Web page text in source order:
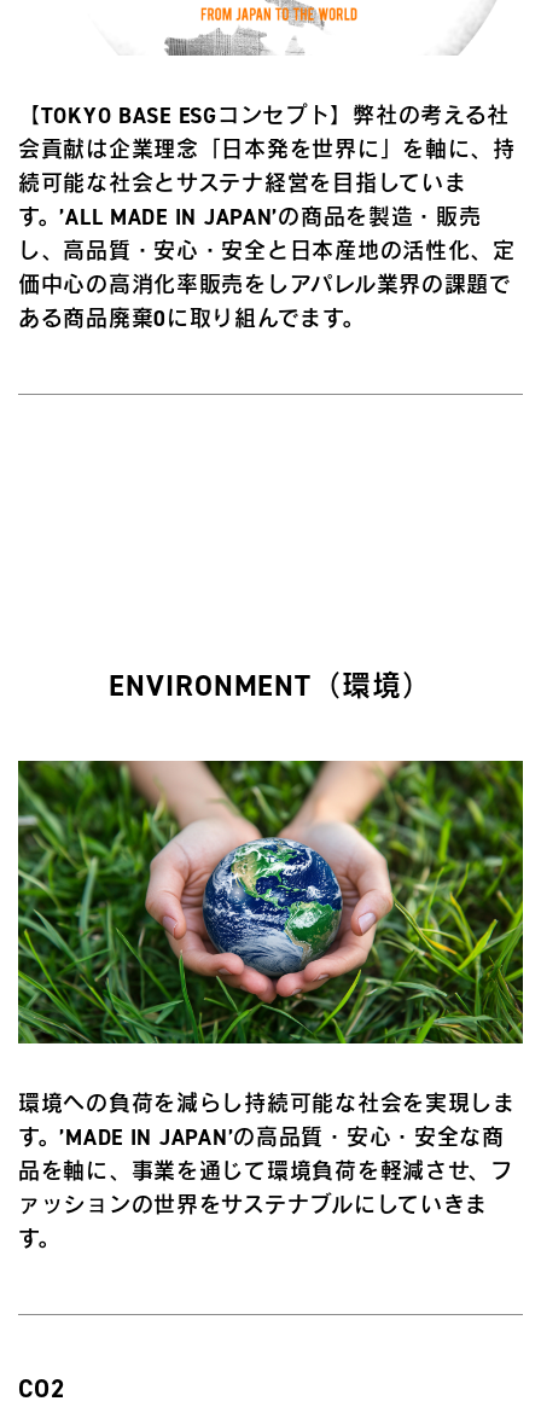
【TOKYO BASE ESGコンセプト】弊社の考える社
会貢献は企業理念「日本発を世界に」を軸に、持
続可能な社会とサステナ経営を目指していま
す。’ALL MADE IN JAPAN’の商品を製造・販売
し、高品質・安心・安全と日本産地の活性化、定
価中心の高消化率販売をしアパレル業界の課題で
ある商品廃棄0に取り組んでます。
ENVIRONMENT（環境）
環境への負荷を減らし持続可能な社会を実現しま
す。’MADE IN JAPAN’の高品質・安心・安全な商
品を軸に、事業を通じて環境負荷を軽減させ、フ
ァッションの世界をサステナブルにしていきま
す。
CO2